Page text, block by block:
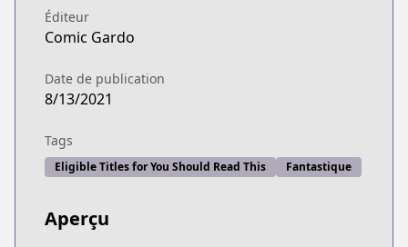
Éditeur
Comic Gardo
Date de publication
8/13/2021
Tags
Eligible Titles for You Should Read This Fantastique
Aperçu